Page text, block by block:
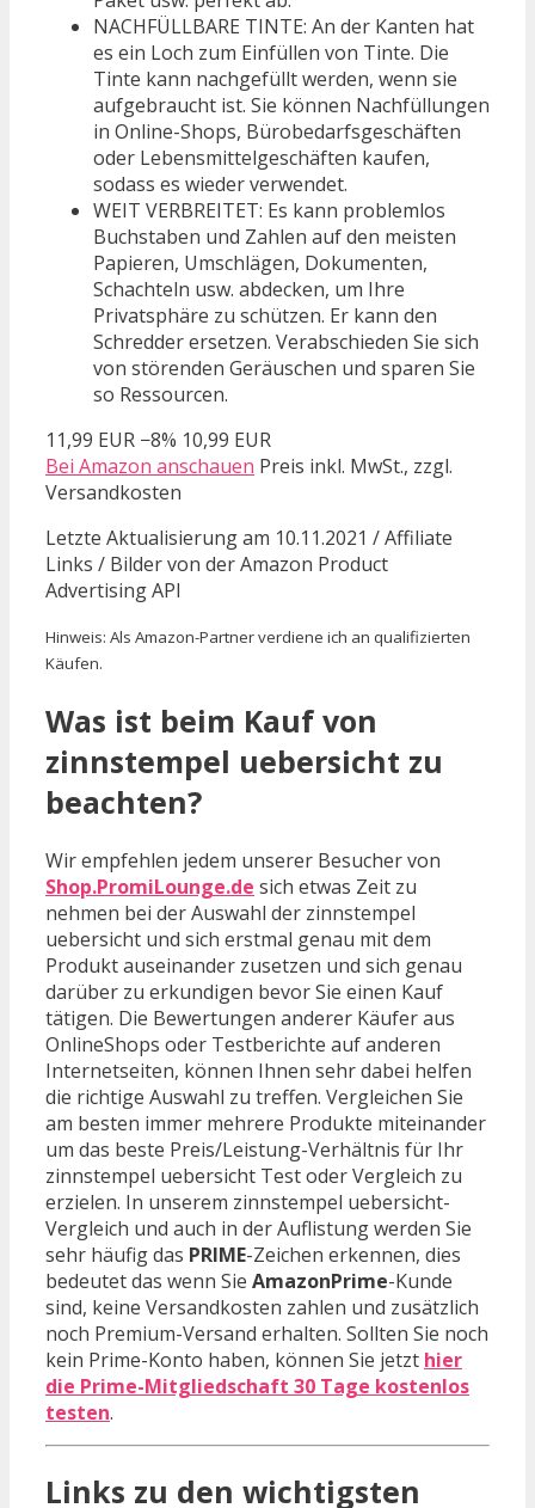
NACHFÜLLBARE TINTE: An der Kanten hat
es ein Loch zum Einfüllen von Tinte. Die
Tinte kann nachgefüllt werden, wenn sie
aufgebraucht ist. Sie können Nachfüllungen
in Online-Shops, Bürobedarfsgeschäften
oder Lebensmittelgeschäften kaufen,
sodass es wieder verwendet.
WEIT VERBREITET: Es kann problemlos
Buchstaben und Zahlen auf den meisten
Papieren, Umschlägen, Dokumenten,
Schachteln usw. abdecken, um Ihre
Privatsphäre zu schützen. Er kann den
Schredder ersetzen. Verabschieden Sie sich
von störenden Geräuschen und sparen Sie
so Ressourcen.
11,99 EUR −8% 10,99 EUR
Bei Amazon anschauen Preis inkl. MwSt., zzgl.
Versandkosten
Letzte Aktualisierung am 10.11.2021 / Affiliate
Links / Bilder von der Amazon Product
Advertising API
Hinweis: Als Amazon-Partner verdiene ich an qualifizierten
Käufen.
Was ist beim Kauf von
zinnstempel uebersicht zu
beachten?
Wir empfehlen jedem unserer Besucher von
Shop.PromiLounge.de sich etwas Zeit zu
nehmen bei der Auswahl der zinnstempel
uebersicht und sich erstmal genau mit dem
Produkt auseinander zusetzen und sich genau
darüber zu erkundigen bevor Sie einen Kauf
tätigen. Die Bewertungen anderer Käufer aus
OnlineShops oder Testberichte auf anderen
Internetseiten, können Ihnen sehr dabei helfen
die richtige Auswahl zu treffen. Vergleichen Sie
am besten immer mehrere Produkte miteinander
um das beste Preis/Leistung-Verhältnis für Ihr
zinnstempel uebersicht Test oder Vergleich zu
erzielen. In unserem zinnstempel uebersicht-
Vergleich und auch in der Auflistung werden Sie
sehr häufig das PRIME-Zeichen erkennen, dies
bedeutet das wenn Sie AmazonPrime-Kunde
sind, keine Versandkosten zahlen und zusätzlich
noch Premium-Versand erhalten. Sollten Sie noch
kein Prime-Konto haben, können Sie jetzt hier
die Prime-Mitgliedschaft 30 Tage kostenlos
testen.
Links zu den wichtigsten